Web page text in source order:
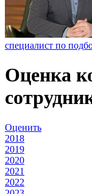
специалист по
Оценка
Оценить
2018
2019
2020
2021
2022